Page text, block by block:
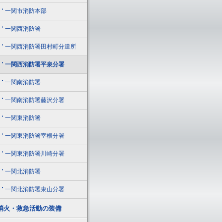
一関市消防本部
一関西消防署
一関西消防署田村町分遣所
一関西消防署平泉分署
一関南消防署
一関南消防署藤沢分署
一関東消防署
一関東消防署室根分署
一関東消防署川崎分署
一関北消防署
一関北消防署東山分署
火・救急活動の装備